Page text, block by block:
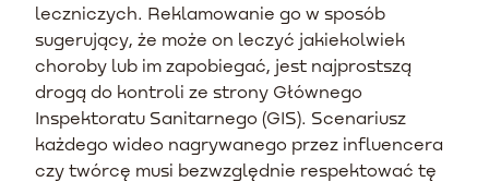
leczniczych. Reklamowanie go w sposób
sugerujący, że może on leczyć jakiekolwiek
choroby lub im zapobiegać, jest najprostszą
drogą do kontroli ze strony Głównego
Inspektoratu Sanitarnego (GIS). Scenariusz
każdego wideo nagrywanego przez influencera
czy twórcę musi bezwzględnie respektować tę